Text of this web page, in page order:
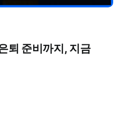
퇴 준비까지, 지금